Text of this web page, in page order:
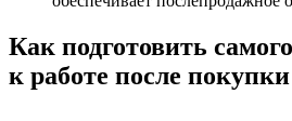
Как подготовить
к работе после покупки